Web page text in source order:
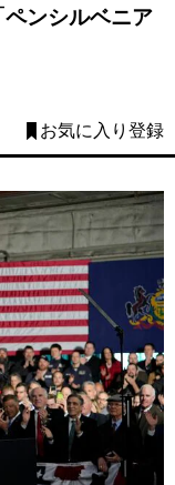
ペンシルベニア
お気に入り登録